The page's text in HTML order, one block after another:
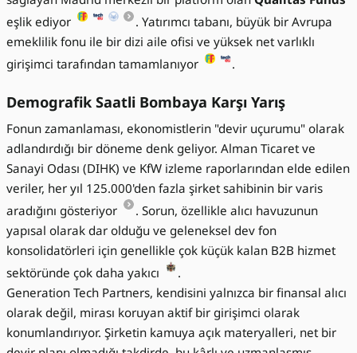
eşlik ediyor
. Yatırımcı tabanı, büyük bir Avrupa
emeklilik fonu ile bir dizi aile ofisi ve yüksek net varlıklı
girişimci tarafından tamamlanıyor
.
Demografik Saatli Bombaya Karşı Yarış
Fonun zamanlaması, ekonomistlerin "devir uçurumu" olarak
adlandırdığı bir döneme denk geliyor. Alman Ticaret ve
Sanayi Odası (DIHK) ve KfW izleme raporlarından elde edilen
veriler, her yıl 125.000'den fazla şirket sahibinin bir varis
aradığını gösteriyor
. Sorun, özellikle alıcı havuzunun
yapısal olarak dar olduğu ve geleneksel dev fon
konsolidatörleri için genellikle çok küçük kalan B2B hizmet
sektöründe çok daha yakıcı
.
Generation Tech Partners, kendisini yalnızca bir finansal alıcı
olarak değil, mirası koruyan aktif bir girişimci olarak
konumlandırıyor. Şirketin kamuya açık materyalleri, net bir